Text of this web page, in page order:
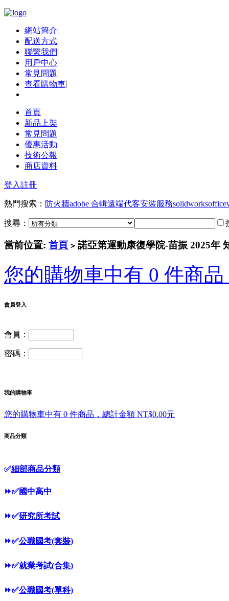
網站簡介|
配送方式|
聯繫我們|
用戶中心|
常見問題|
查看購物車|
首頁
新品上架
常見問題
優惠活動
技術公報
商店資料
登入註冊
熱門搜索： 防火牆adobe 合輯遠端代客安裝服務solidworksoffice
搜尋：
當前位置: 首頁 > 諾亞第運動康復學院-苗振 2025年
您的購物車中有 0 件商
會員登入
會員：
密碼：
我的購物車
您的購物車中有 0 件商品，總計金額 NT$0.00元
商品分類
✅細部商品分類
⏩✅國中高中
⏩✅研究所考試
⏩✅公職國考(套裝)
⏩✅就業考試(合集)
⏩✅公職國考(單科)